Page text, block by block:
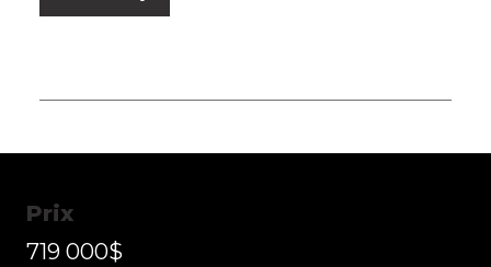
Prix
719 000$